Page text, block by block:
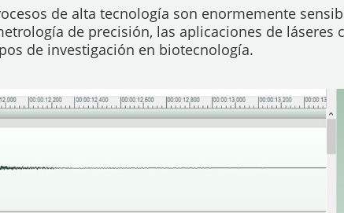
de alta tecnología son enormemente
de precisión, las aplicaciones de
de investigación en biotecnología.